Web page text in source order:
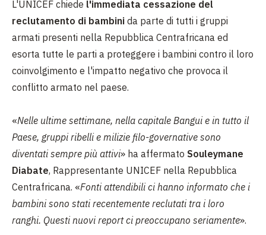
L'UNICEF chiede l'immediata cessazione del
reclutamento di bambini da parte di tutti i gruppi
armati presenti nella Repubblica Centrafricana ed
esorta tutte le parti a proteggere i bambini contro il loro
coinvolgimento e l'impatto negativo che provoca il
conflitto armato nel paese.
«Nelle ultime settimane, nella capitale Bangui e in tutto il
Paese, gruppi ribelli e milizie filo-governative sono
diventati sempre più attivi» ha affermato Souleymane
Diabate, Rappresentante UNICEF nella Repubblica
Centrafricana. «Fonti attendibili ci hanno informato che i
bambini sono stati recentemente reclutati tra i loro
ranghi. Questi nuovi report ci preoccupano seriamente».